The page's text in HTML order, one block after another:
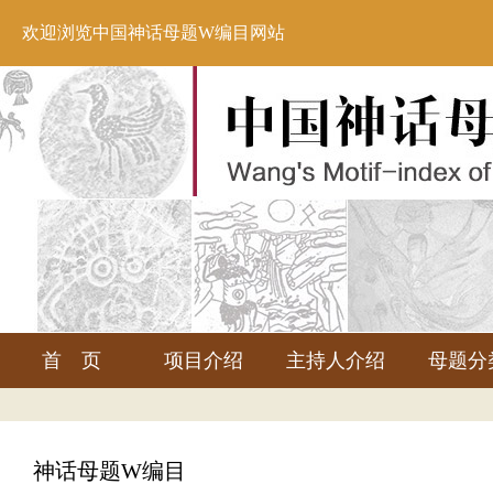
欢迎浏览中国神话母题W编目网站
首 页 项目介绍 主持人介绍 母题分
神话母题W编目